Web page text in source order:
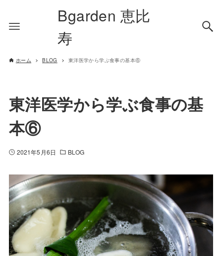
Bgarden 恵比
寿
ホーム BLOG 東洋医学から学ぶ食事の基本⑥
東洋医学から学ぶ食事の基
本⑥
2021年5月6日 BLOG